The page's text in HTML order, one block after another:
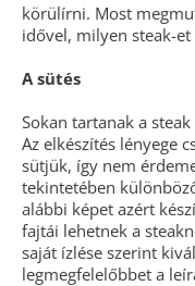
körülírni. Most
idővel, milyen steak-et
A sütés
Sokan tartanak a
Az elkészítés lényege
sütjük, így nem
tekintetében
alábbi képet azért
fajtái lehetnek a
saját ízlése szerint
legmegfelelőbbet a